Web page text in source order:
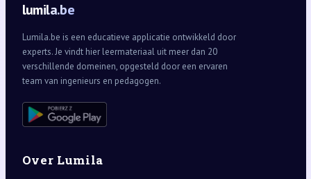
lumila.be
Lumila.be is een educatieve applicatie ontwikkeld door
experts. Je vindt hier leermateriaal uit meer dan 20
verschillende domeinen, opgesteld door een ervaren
team van ingenieurs en pedagogen.
Over Lumila